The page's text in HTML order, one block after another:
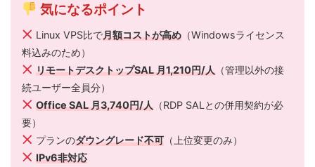
気になるポイント
Linux VPS比で月額コストが高め （Windowsライセンス
料込みのため）
リモートデスクトップSAL 月1,210円/人 （管理以外の接
続ユーザー全員分）
Office SAL 月3,740円/人 （RDP SALとの併用契約が必
要）
プランのダウングレード不可 （上位変更のみ）
IPv6非対応